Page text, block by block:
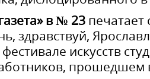
в № 23 печатает
здравствуй,
искусств
прошедшем